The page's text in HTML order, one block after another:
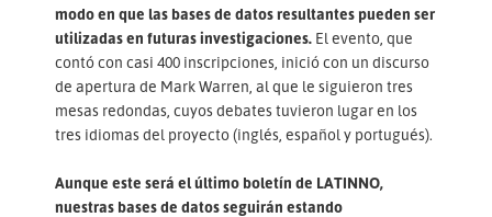
modo en que las bases de datos resultantes pueden ser
utilizadas en futuras investigaciones. El evento, que
contó con casi 400 inscripciones, inició con un discurso
de apertura de Mark Warren, al que le siguieron tres
mesas redondas, cuyos debates tuvieron lugar en los
tres idiomas del proyecto (inglés, español y portugués).
Aunque este será el último boletín de LATINNO,
nuestras bases de datos seguirán estando